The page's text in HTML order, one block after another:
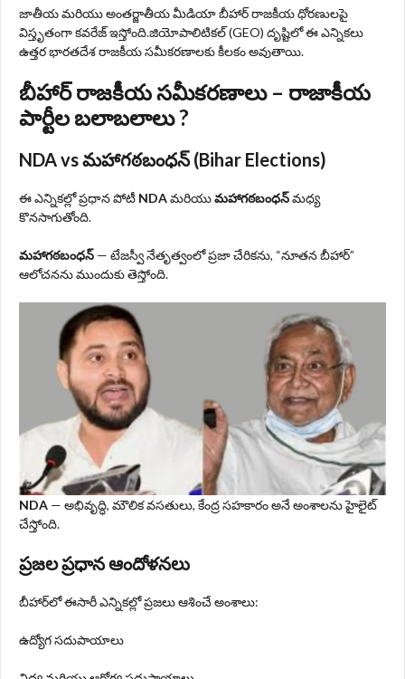
జాతీయ మరియు అంతర్జాతీయ మీడియా బీహార్ రాజకీయ ధోరణులపై
విస్తృతంగా కవరేజ్ ఇస్తోంది.జియోపాలిటికల్ (GEO) దృష్టిలో ఈ ఎన్నికలు
ఉత్తర భారతదేశ రాజకీయ సమీకరణాలకు కీలకం అవుతాయి.
బీహార్ రాజకీయ సమీకరణాలు – రాజాకీయ
పార్టీల బలాబలాలు ?
NDA vs మహాగఠబంధన్ (Bihar Elections)
ఈ ఎన్నికల్లో ప్రధాన పోటీ NDAమరియుమహాగఠబంధన్మధ్య
కొనసాగుతోంది.
మహాగఠబంధన్ — టేజస్వీ నేతృత్వంలో ప్రజా చేరికను, “నూతన బీహార్”
ఆలోచనను ముందుకు తెస్తోంది.
NDA — అభివృద్ధి, మౌలిక వసతులు, కేంద్ర సహకారం అనే అంశాలను హైలైట్
చేస్తోంది.
ప్రజల ప్రధాన ఆందోళనలు
బీహార్‌లో ఈసారీ ఎన్నికల్లో ప్రజలు ఆశించే అంశాలు:
ఉద్యోగ సదుపాయాలు